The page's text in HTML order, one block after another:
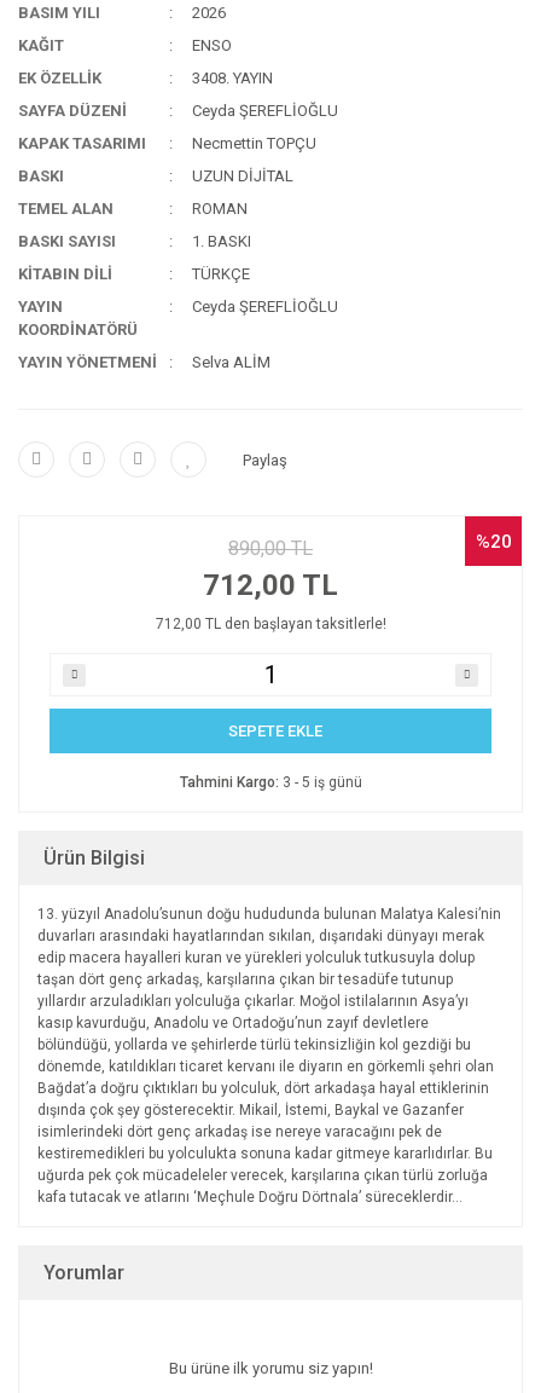
BASIM YILI
2026
KAĞIT
ENSO
EK ÖZELLİK
3408. YAYIN
SAYFA DÜZENİ
Ceyda ŞEREFLİOĞLU
KAPAK TASARIMI
Necmettin TOPÇU
BASKI
UZUN DİJİTAL
TEMEL ALAN
ROMAN
BASKI SAYISI
1. BASKI
KİTABIN DİLİ
TÜRKÇE
YAYIN
KOORDİNATÖRÜ
Ceyda ŞEREFLİOĞLU
YAYIN YÖNETMENİ Selva ALİM
Paylaş
%20
890,00 TL
712,00 TL
712,00 TL den başlayan taksitlerle!
SEPETE EKLE
Tahmini Kargo: 3 - 5 iş günü
Ürün Bilgisi
13. yüzyıl Anadolu’sunun doğu hududunda bulunan Malatya Kalesi’nin
duvarları arasındaki hayatlarından sıkılan, dışarıdaki dünyayı merak
edip macera hayalleri kuran ve yürekleri yolculuk tutkusuyla dolup
taşan dört genç arkadaş, karşılarına çıkan bir tesadüfe tutunup
yıllardır arzuladıkları yolculuğa çıkarlar. Moğol istilalarının Asya’yı
kasıp kavurduğu, Anadolu ve Ortadoğu’nun zayıf devletlere
bölündüğü, yollarda ve şehirlerde türlü tekinsizliğin kol gezdiği bu
dönemde, katıldıkları ticaret kervanı ile diyarın en görkemli şehri olan
Bağdat’a doğru çıktıkları bu yolculuk, dört arkadaşa hayal ettiklerinin
dışında çok şey gösterecektir. Mikail, İstemi, Baykal ve Gazanfer
isimlerindeki dört genç arkadaş ise nereye varacağını pek de
kestiremedikleri bu yolculukta sonuna kadar gitmeye kararlıdırlar. Bu
uğurda pek çok mücadeleler verecek, karşılarına çıkan türlü zorluğa
kafa tutacak ve atlarını ‘Meçhule Doğru Dörtnala’ süreceklerdir…
Yorumlar
Bu ürüne ilk yorumu siz yapın!